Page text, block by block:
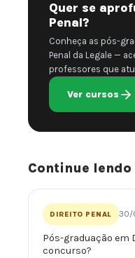
Quer se
Penal?
Conheça as pós-
Penal da Legale —
professores que
Ver cursos
Continue lendo
DIREITO PENAL 30/
Pós-graduação em
concurso?